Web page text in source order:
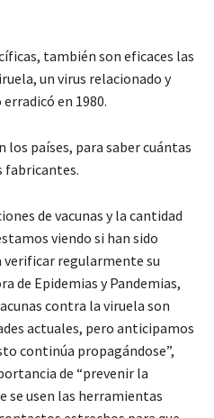
también son eficaces las
un virus relacionado y
en 1980.
los países, para saber cuántas
fabricantes.
de vacunas y la cantidad
viendo si han sido
verificar regularmente su
de Epidemias y Pandemias,
contra la viruela son
actuales, pero anticipamos
continúa propagándose”,
de “prevenir la
se usen las herramientas